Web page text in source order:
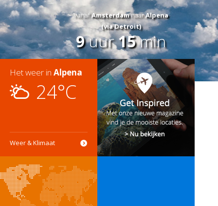
VanafAmsterdamnaarAlpena
(via Detroit)
9uur15min
Het weer in Alpena
24°C
Weer & Klimaat